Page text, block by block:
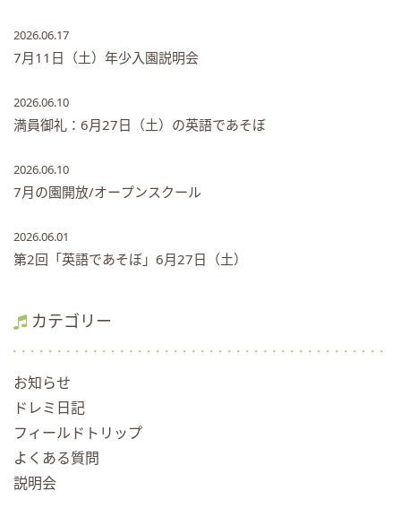
2026.06.17
7月11日（土）年少入園説明会
2026.06.10
満員御礼：6月27日（土）の英語であそぼ
2026.06.10
7月の園開放/オープンスクール
2026.06.01
第2回「英語であそぼ」6月27日（土）
カテゴリー
お知らせ
ドレミ日記
フィールドトリップ
よくある質問
説明会